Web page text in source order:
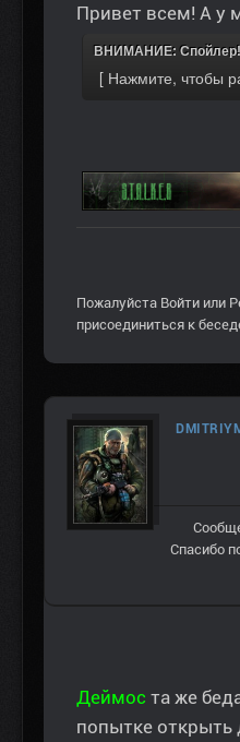
Привет всем! А у
ВНИМАНИЕ: Спойлер!
Пожалуйста Войти или
присоединиться к
Спасибо
Деймос та же
попытке открыть